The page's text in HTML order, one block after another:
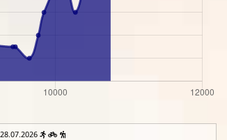
28.07.2026